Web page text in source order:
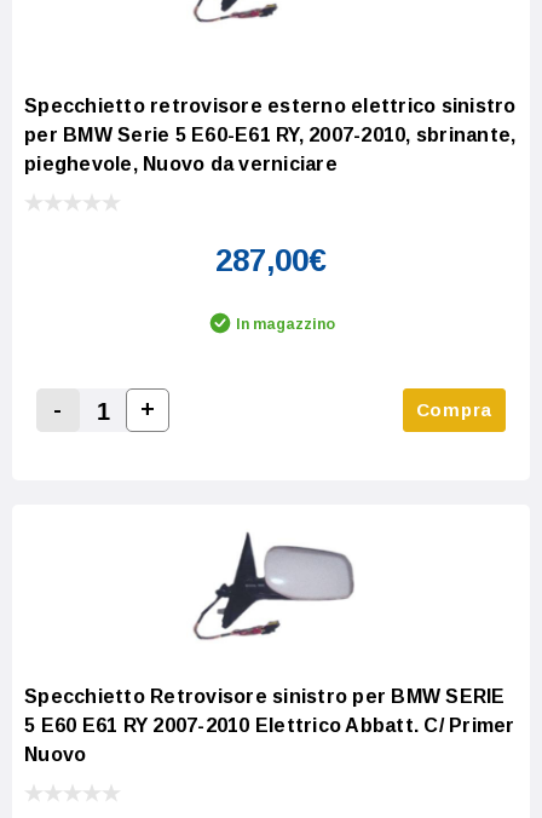
Specchietto retrovisore esterno elettrico sinistro
per BMW Serie 5 E60-E61 RY, 2007-2010, sbrinante,
pieghevole, Nuovo da verniciare
287,00€
In magazzino
Decrease Quantity:
-
Increase Quantity:
+ Compra
Specchietto Retrovisore sinistro per BMW SERIE
5 E60 E61 RY 2007-2010 Elettrico Abbatt. C/ Primer
Nuovo